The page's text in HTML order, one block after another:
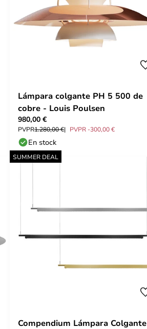
Lámpara colgante PH 5 500 de
cobre - Louis Poulsen
980,00 €
PVPR1.280,00 € PVPR -300,00 €
En stock
SUMMER DEAL
Compendium Lámpara Colgante